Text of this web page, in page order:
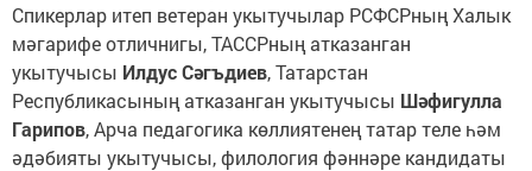
Спикерлар итеп ветеран укытучылар РСФСРның Халык
мәгарифе отличнигы, ТАССРның атказанган
укытучысы Илдус Сәгъдиев, Татарстан
Республикасының атказанган укытучысы Шәфигулла
Гарипов, Арча педагогика көллиятенең татар теле һәм
әдәбияты укытучысы, филология фәннәре кандидаты